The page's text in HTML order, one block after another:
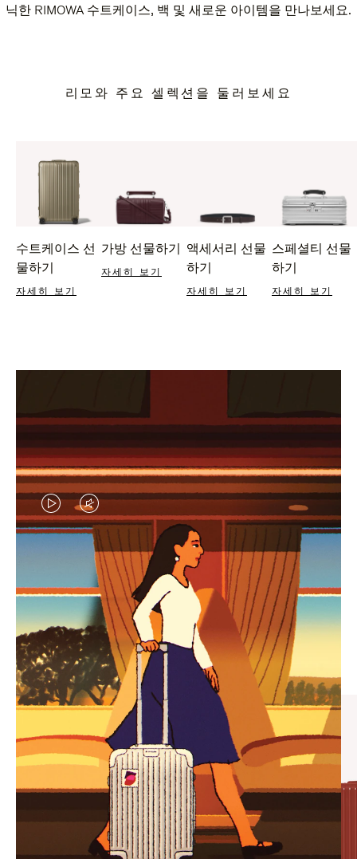
닉한 RIMOWA 수트케이스, 백 및 새로운 아이템을 만나보세요.
리모와 주요 셀렉션을 둘러보세요
수트케이스 선
물하기
자세히 보기
가방 선물하기
자세히 보기
액세서리 선물
하기
자세히 보기
스페셜티 선물
하기
자세히 보기
VIDEO
IS
PLAYED,
PLEASE
PRESS
TO
PAUSE
IT
VIDEO
IS
MUTED,
PLEASE
PRESS
TO
UNMUTE
IT
엄선된 기프트 셀렉션
모든 여정의 완벽한 동반자 찾
기